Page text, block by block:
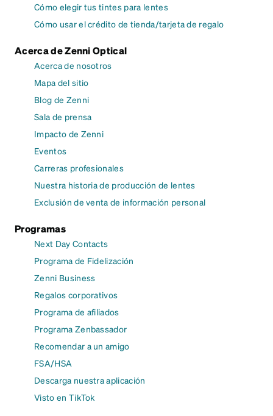
Cómo elegir tus tintes para lentes
Cómo usar el crédito de tienda/tarjeta de regalo
Acerca de Zenni Optical
Acerca de nosotros
Mapa del sitio
Blog de Zenni
Sala de prensa
Impacto de Zenni
Eventos
Carreras profesionales
Nuestra historia de producción de lentes
Exclusión de venta de información personal
Programas
Next Day Contacts
Programa de Fidelización
Zenni Business
Regalos corporativos
Programa de afiliados
Programa Zenbassador
Recomendar a un amigo
FSA/HSA
Descarga nuestra aplicación
Visto en TikTok